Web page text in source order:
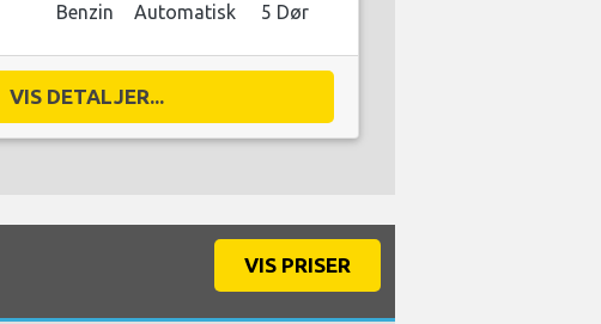
Benzin Automatisk 5 Dør
VIS DETALJER...
VIS PRISER